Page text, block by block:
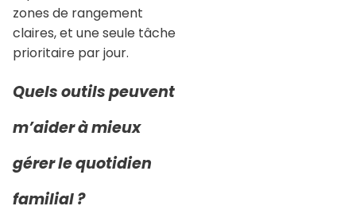
zones de rangement
claires, et une seule tâche
prioritaire par jour.
Quels outils peuvent
m’aider à mieux
gérer le quotidien
familial ?